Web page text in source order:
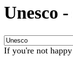
Unesco -
If you're not